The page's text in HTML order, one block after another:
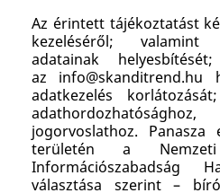
Az érintett tájékoztatást
kezeléséről; valamint
adatainak
az info@skanditrend.hu
adatkezelés
jogorvoslathoz. Panasza
területén a
Információszabadság
választása szerint –